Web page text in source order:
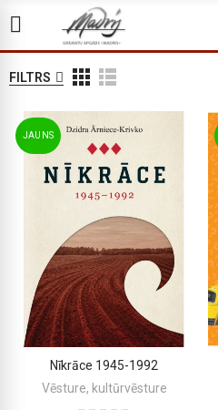
FILTRS
JAUNS
PIEVIENOT GROZAM
Nīkrāce 1945-1992
Vēsture, kultūrvēsture